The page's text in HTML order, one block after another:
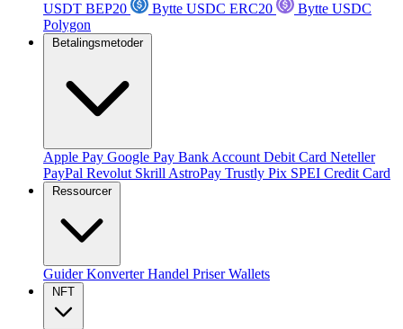
USDT BEP20
Bytte USDC ERC20
Bytte USDC
Polygon
Betalingsmetoder
Apple Pay Google Pay Bank Account Debit Card Neteller
PayPal Revolut Skrill AstroPay Trustly Pix SPEI Credit Card
Ressourcer
GuiderKonverterHandel PriserWallets
NFT